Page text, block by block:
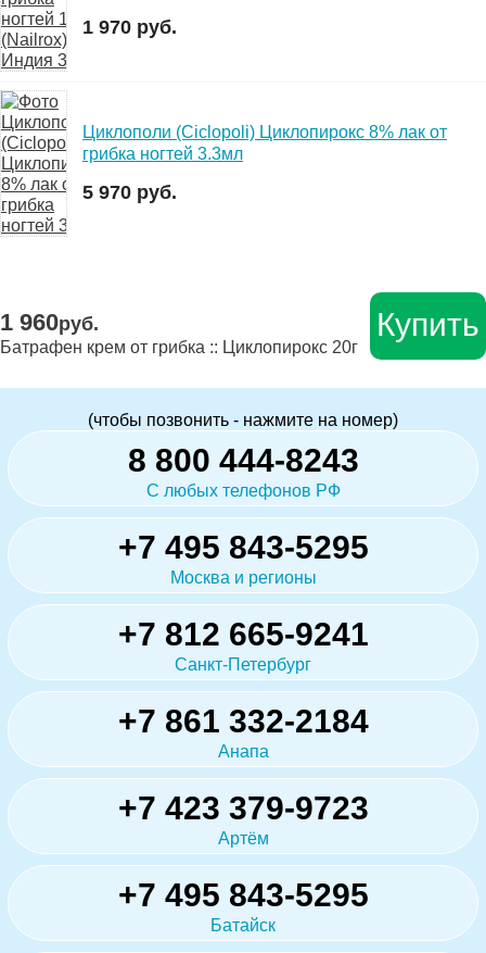
1 970 руб.
Циклополи (Сiclopoli) Циклопирокс 8% лак от
грибка ногтей 3.3мл
5 970 руб.
1 960руб.
Батрафен крем от грибка :: Циклопирокс 20г
Купить
(чтобы позвонить - нажмите на номер)
8 800 444-8243
С любых телефонов РФ
+7 495 843-5295
Москва и регионы
+7 812 665-9241
Санкт-Петербург
+7 861 332-2184
Анапа
+7 423 379-9723
Артём
+7 495 843-5295
Батайск